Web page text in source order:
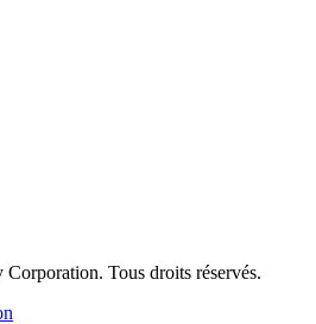
Tous droits réservés.